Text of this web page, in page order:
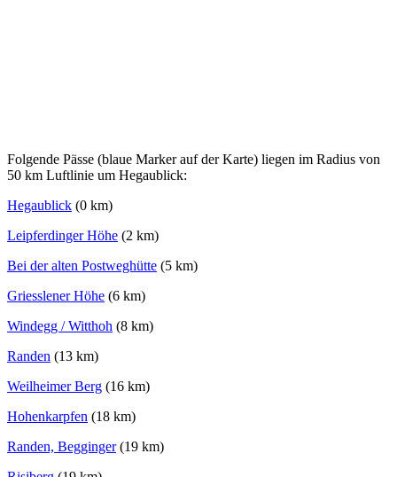
Folgende Pässe (blaue Marker auf der Karte) liegen im Radius von
50 km Luftlinie um Hegaublick:
Hegaublick (0 km)
Leipferdinger Höhe (2 km)
Bei der alten Postweghütte (5 km)
Griesslener Höhe (6 km)
Windegg / Witthoh (8 km)
Randen (13 km)
Weilheimer Berg (16 km)
Hohenkarpfen (18 km)
Randen, Begginger(19 km)